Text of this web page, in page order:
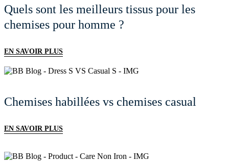
Quels sont les meilleurs tissus pour les
chemises pour homme ?
EN SAVOIR PLUS
Chemises habillées vs chemises casual
EN SAVOIR PLUS